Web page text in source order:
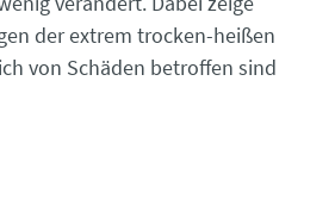
der extrem trocken-heißen
von Schäden betroffen sind